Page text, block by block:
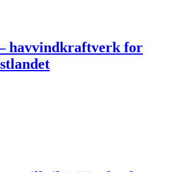
havvindkraftverk for